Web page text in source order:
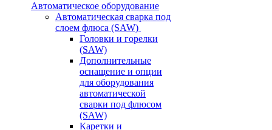
Автоматическое оборудование
Автоматическая сварка под
слоем флюса (SAW)
Головки и горелки
(SAW)
Дополнительные
оснащение и опции
для оборудования
автоматической
сварки под флюсом
(SAW)
Каретки и